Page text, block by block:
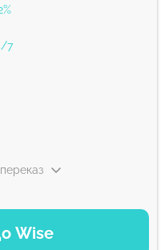
7
Wise